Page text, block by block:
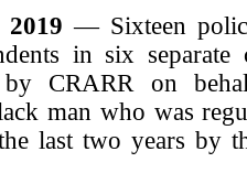
2019— Sixteen
in six separate
CRARR on
man who was
last two years by